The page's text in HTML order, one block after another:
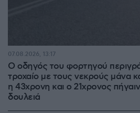
Ο οδηγός του φορτηγού
τροχαίο με τους νεκρούς μάνα
η 43χρονη και ο 21χρονος
δουλειά
07.08.2026, 13:17